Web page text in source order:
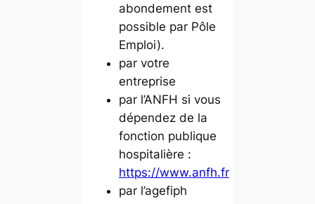
abondement est
possible par Pôle
Emploi).
par votre
entreprise
par l’ANFH si vous
dépendez de la
fonction publique
hospitalière :
https://www.anfh.fr
par l’agefiph